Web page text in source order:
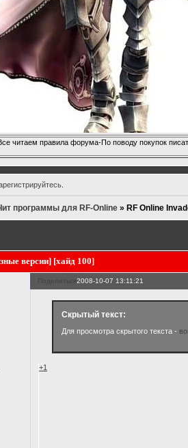
читаем правила форума-По поводу покупок
.
программы для RF-Online » RF Online
версии] [хайд 100]
Поделиться2008-10-07 13:11:21
Скрытый текст:
Для просмотра скрытого текста -
+1